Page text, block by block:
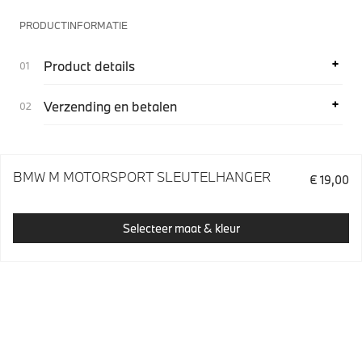
PRODUCTINFORMATIE
Product details
Verzending en betalen
BMW M MOTORSPORT SLEUTELHANGER € 19,00
Selecteer maat & kleur